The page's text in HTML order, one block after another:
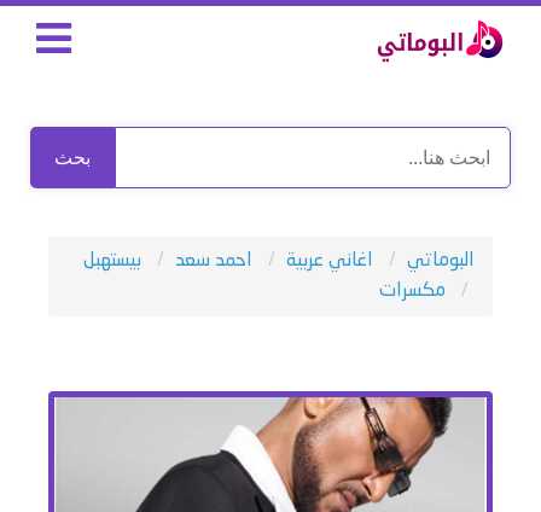
بحث
البوماتي اغاني عربية احمد سعد
بيستهبل
مكسرات